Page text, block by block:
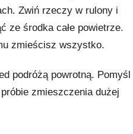
Zwiń rzeczy w rulony i
ze środka całe powietrze.
zmieścisz wszystko.
podróżą powrotną. Pomyśl
zmieszczenia dużej